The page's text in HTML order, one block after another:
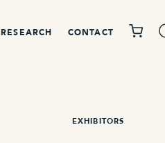
RESEARCH CONTACT
EXHIBITORS